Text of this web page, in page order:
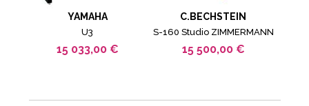
YAMAHA
U3
15 033,00 €
C.BECHSTEIN
S-160 Studio ZIMMERMANN
15 500,00 €